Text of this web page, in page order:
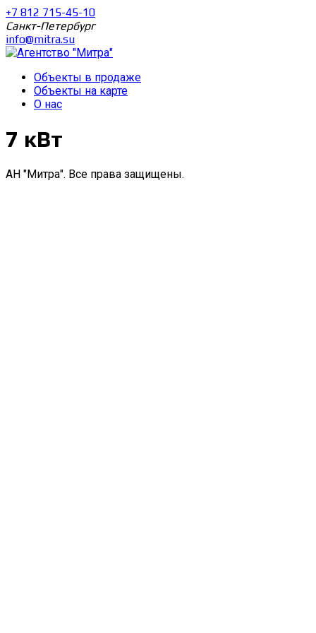
+7 812 715-45-10
Санкт-Петербург
info@mitra.su
Объекты в продаже
Объекты на карте
О нас
7 кВт
АН "Митра". Все права защищены.